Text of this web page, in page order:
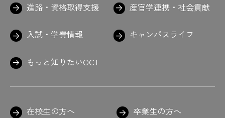
進路・資格取得支援
入試・学費情報 キャンパスライフ
産官学連携・社会貢献
もっと知りたいOCT
在校生の方へ
卒業生の方へ